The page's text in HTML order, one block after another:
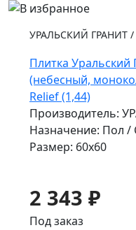
УРАЛЬСКИЙ ГРАНИТ /
Плитка Уральский
(небесный,
Relief (1,44)
Производитель:
Назначение: Пол /
Размер: 60x60
2 343 ₽
Под заказ